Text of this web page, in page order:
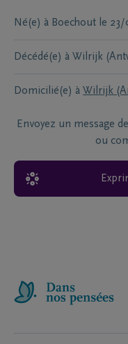
Né(e) à Boechout le 23/
Décédé(e) à Wilrijk
Domicilié(e) à Wilrijk
Envoyez un message
ou